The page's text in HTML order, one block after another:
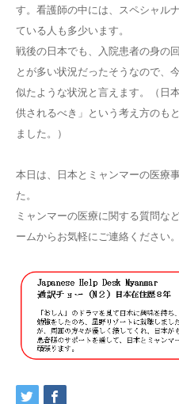
す。看護師の中には、スペシャル
ている人も多少います。
戦後の日本でも、入院患者の身の
とが多い状況だったそうなので、
似たような状況と言えます。（日
供されるべき」という考え方のも
ました。）
本日は、日本とミャンマーの医療
た。
ミャンマーの医療に関する質問な
ームからお気軽にご連絡ください。